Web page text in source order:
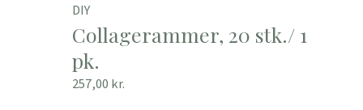
DIY
Collagerammer, 20 stk./ 1
pk.
257,00 kr.